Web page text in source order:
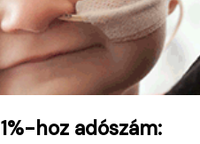
hoz adószám: